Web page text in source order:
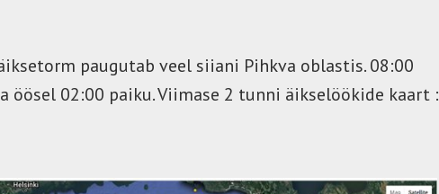
paugutab veel siiani Pihkva oblastis. 08:00
öösel 02:00 paiku. Viimase 2 tunni äikselöökide kaart :